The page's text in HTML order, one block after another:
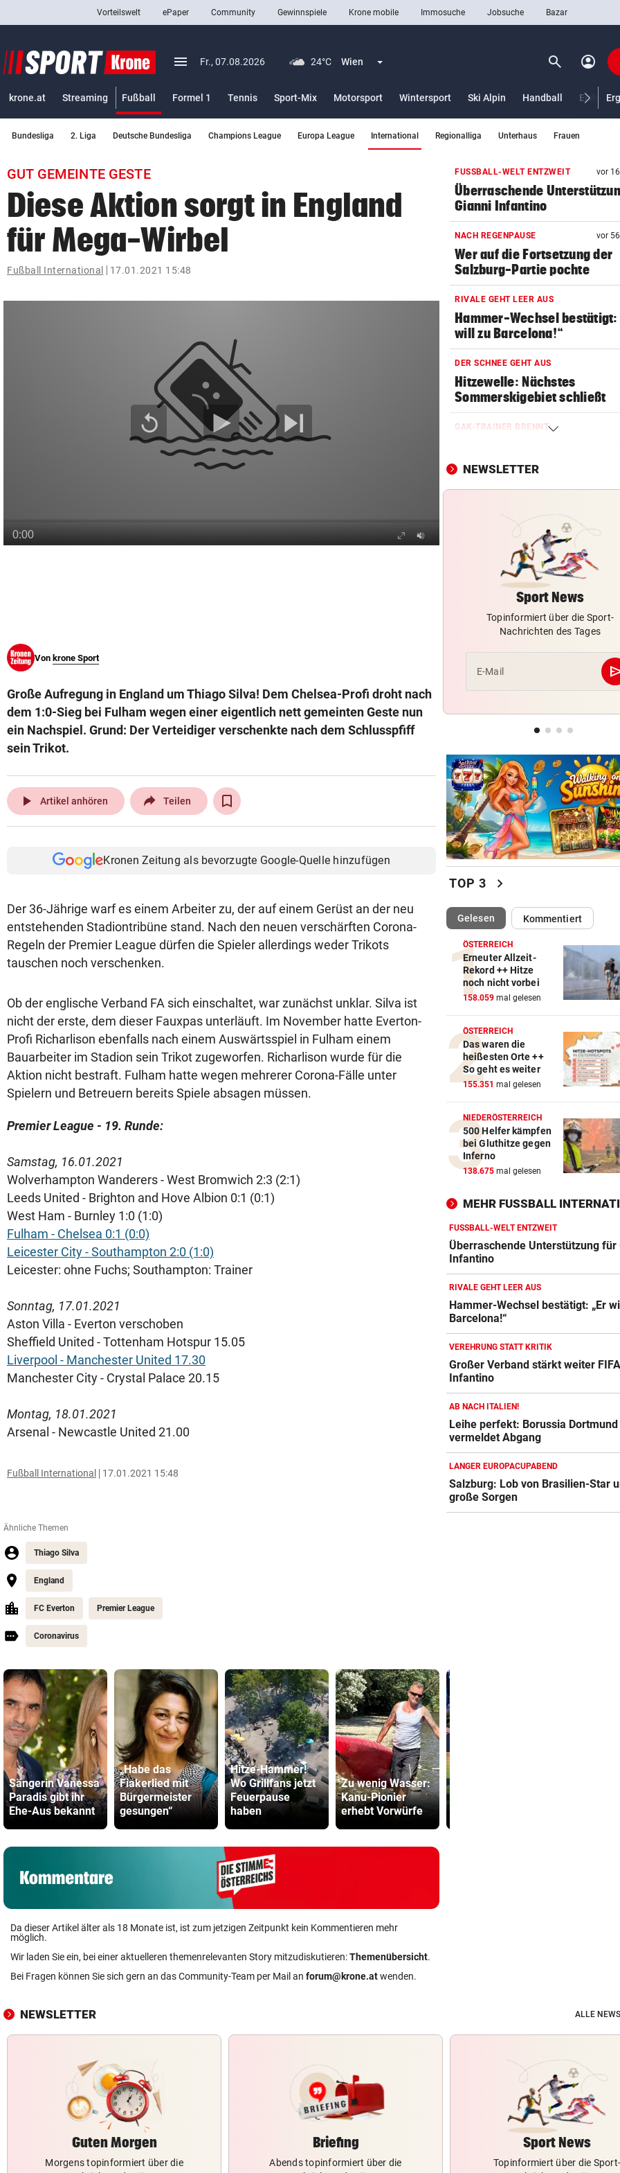
closeSchließen
Abonnieren
bookmark
search
Suchbegriff
eingeben
Vorteilswelt ePaper Community Gewinnspiele Krone mobile Immosuche Jobsuche Bazar
menu Menü aufklappen
Fr., 07.08.2026 24°C Wien Menü aufklappen search Suchen
account_circle
krone.at Streaming Fußball
Formel 1
Tennis Sport-Mix Motorsport Wintersport Ski Alpin Handball
Bundesliga 2. Liga Deutsche Bundesliga Champions League Europa League International Regionalliga Unterhaus Frauen
GUT GEMEINTE GESTE
Diese Aktion sorgt in England
für Mega-Wirbel
Fußball International 17.01.2021 15:48
Von krone Sport
Große Aufregung in England um Thiago Silva! Dem Chelsea-Profi droht nach
dem 1:0-Sieg bei Fulham wegen einer eigentlich nett gemeinten Geste nun
ein Nachspiel. Grund: Der Verteidiger verschenkte nach dem Schlusspfiff
sein Trikot.
play_arrow Artikel anhören Teilen
Kronen Zeitung als bevorzugte Google-Quelle hinzufügen
Der 36-Jährige warf es einem Arbeiter zu, der auf einem Gerüst an der neu
entstehenden Stadiontribüne stand. Nach den neuen verschärften Corona-
Regeln der Premier League dürfen die Spieler allerdings weder Trikots
tauschen noch verschenken.
Ob der englische Verband FA sich einschaltet, war zunächst unklar. Silva ist
nicht der erste, dem dieser Fauxpas unterläuft. Im November hatte Everton-
Profi Richarlison ebenfalls nach einem Auswärtsspiel in Fulham einem
Bauarbeiter im Stadion sein Trikot zugeworfen. Richarlison wurde für die
Aktion nicht bestraft. Fulham hatte wegen mehrerer Corona-Fälle unter
Spielern und Betreuern bereits Spiele absagen müssen.
Premier League - 19. Runde:
Samstag, 16.01.2021
Wolverhampton Wanderers - West Bromwich 2:3 (2:1)
Leeds United - Brighton and Hove Albion 0:1 (0:1)
West Ham - Burnley 1:0 (1:0)
Fulham - Chelsea 0:1 (0:0)
Leicester City - Southampton 2:0 (1:0)
Leicester: ohne Fuchs; Southampton: Trainer
Sonntag, 17.01.2021
Aston Villa - Everton verschoben
Sheffield United - Tottenham Hotspur 15.05
Liverpool - Manchester United 17.30
Manchester City - Crystal Palace 20.15
Montag, 18.01.2021
Arsenal - Newcastle United 21.00
Fußball International 17.01.2021 15:48
Ähnliche Themen
Thiago Silva
England
FC Everton Premier League
Coronavirus
Sängerin Vanessa
Paradis gibt ihr
Ehe-Aus bekannt
„Habe das
Fiakerlied mit
Bürgermeister
gesungen“
Hitze-Hammer!
Wo Grillfans jetzt
Feuerpause
haben
Zu wenig Wasser:
Kanu-Pionier
erhebt Vorwürfe
Da dieser Artikel älter als 18 Monate ist, ist zum jetzigen Zeitpunkt kein Kommentieren mehr
möglich.
Wir laden Sie ein, bei einer aktuelleren themenrelevanten Story mitzudiskutieren:Themenübersicht.
Bei Fragen können Sie sich gern an das Community-Team per Mail an forum@krone.atwenden.
FUSSBALL-WELT ENTZWEIT vor
Überraschende
Gianni Infantino
NACH REGENPAUSE vor
Wer auf die Fortsetzung der
Salzburg-Partie pochte
RIVALE GEHT LEER AUS
Hammer-Wechsel bestätigt:
will zu Barcelona!“
DER SCHNEE GEHT AUS
Hitzewelle: Nächstes
Sommerskigebiet schließt
GAK-TRAINER BRENNT:
ausbauen, egal wie!“
NACH HARTEM KAMPF
Viertelfinale
VEREHRUNG STATT KRITIK
Großer Verband stärkt
FIFA-Boss Infantino
AB NACH ITALIEN!
Leihe perfekt: Borussia
vermeldet Abgang
und große Sorgen
Brandgefahr? Hitze löst vor
Störfeuer aus
NEWSLETTER
Sport News
Topinformiert über die Sport-
Nachrichten des Tages
E-Mail
TOP 3 chevron_right
Gelesen(ausgewählt)Kommentiert
ÖSTERREICH
Erneuter Allzeit-
Rekord ++ Hitze
noch nicht vorbei
158.059 mal gelesen
ÖSTERREICH
Das waren die
heißesten Orte ++
So geht es weiter
155.351 mal gelesen
NIEDERÖSTERREICH
500 Helfer kämpfen
bei Gluthitze gegen
Inferno
138.675 mal gelesen
MEHR FUSSBALL
FUSSBALL-WELT ENTZWEIT
Überraschende Unterstützung für
Infantino
RIVALE GEHT LEER AUS
Hammer-Wechsel bestätigt: „Er
Barcelona!“
VEREHRUNG STATT KRITIK
Großer Verband stärkt weiter
Infantino
AB NACH ITALIEN!
Leihe perfekt: Borussia Dortmund
vermeldet Abgang
LANGER EUROPACUPABEND
Salzburg: Lob von Brasilien-Star
große Sorgen
NEWSLETTER ALLE
Guten Morgen
Morgens topinformiert über die
Briefing
Abends topinformiert über die
Sport News
Topinformiert über die